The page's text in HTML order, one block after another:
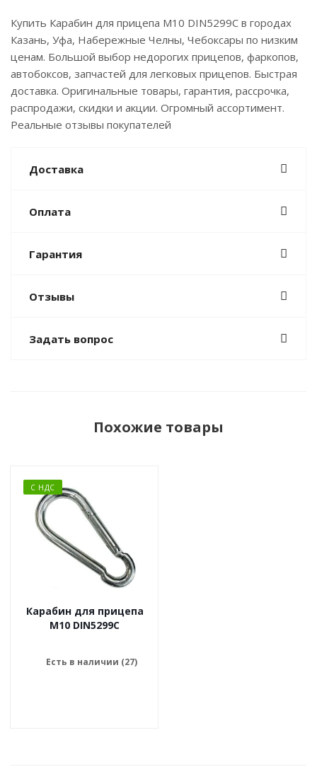
Купить Карабин для прицепа М10 DIN5299C в городах
Казань, Уфа, Набережные Челны, Чебоксары по низким
ценам. Большой выбор недорогих прицепов, фаркопов,
автобоксов, запчастей для легковых прицепов. Быстрая
доставка. Оригинальные товары, гарантия, рассрочка,
распродажи, скидки и акции. Огромный ассортимент.
Реальные отзывы покупателей
Доставка
Оплата
Гарантия
Отзывы
Задать вопрос
Похожие товары
С НДС
Карабин для прицепа
М10 DIN5299C
Есть в наличии (27)